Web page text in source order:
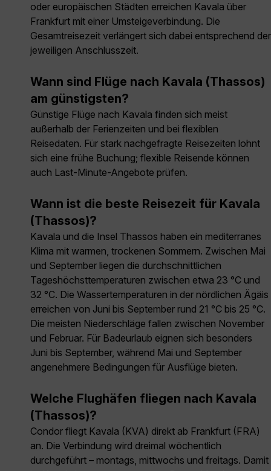
oder europäischen Städten erreichen Kavala über
Frankfurt mit einer Umsteigeverbindung. Die
Gesamtreisezeit verlängert sich dabei entsprechend der
jeweiligen Anschlusszeit.
Wann sind Flüge nach Kavala (Thassos)
am günstigsten?
Günstige Flüge nach Kavala finden sich meist
außerhalb der Ferienzeiten und bei flexiblen
Reisedaten. Für stark nachgefragte Reisezeiten lohnt
sich eine frühe Buchung; flexible Reisende können
auch Last-Minute-Angebote prüfen.
Wann ist die beste Reisezeit für Kavala
(Thassos)?
Kavala und die Insel Thassos haben ein mediterranes
Klima mit warmen, trockenen Sommern. Zwischen Mai
und September liegen die durchschnittlichen
Tageshöchsttemperaturen zwischen etwa 23 °C und
32 °C. Die Wassertemperaturen in der nördlichen Ägäis
erreichen von Juni bis September rund 21 °C bis 25 °C.
Die meisten Niederschläge fallen zwischen November
und Februar. Für Badeurlaub eignen sich besonders
Juni bis September, während Mai und September
angenehmere Bedingungen für Ausflüge bieten.
Welche Flughäfen fliegen nach Kavala
(Thassos)?
Condor fliegt Kavala (KVA) direkt ab Frankfurt (FRA)
an. Die Verbindung wird dreimal wöchentlich
durchgeführt – montags, mittwochs und freitags. Damit